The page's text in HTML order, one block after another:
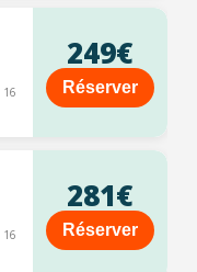
16
249€
Réserver
16
281€
Réserver